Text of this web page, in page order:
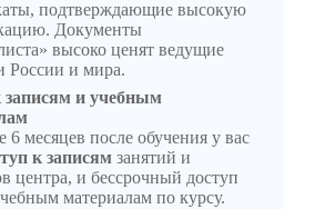
подтверждающие высокую
Документы
высоко ценят ведущие
России и мира.
записям и учебным
6 месяцев после обучения у вас
к записям занятий и
центра, и бессрочный доступ
материалам по курсу.